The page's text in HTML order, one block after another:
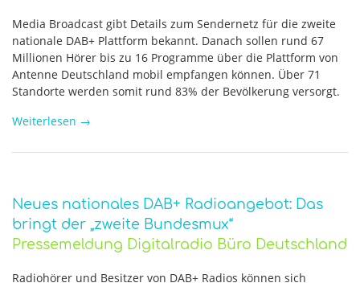
Media Broadcast gibt Details zum Sendernetz für die zweite
nationale DAB+ Plattform bekannt. Danach sollen rund 67
Millionen Hörer bis zu 16 Programme über die Plattform von
Antenne Deutschland mobil empfangen können. Über 71
Standorte werden somit rund 83% der Bevölkerung versorgt.
Weiterlesen →
Neues nationales DAB+ Radioangebot: Das
bringt der „zweite Bundesmux“
Pressemeldung Digitalradio Büro Deutschland
Radiohörer und Besitzer von DAB+ Radios können sich